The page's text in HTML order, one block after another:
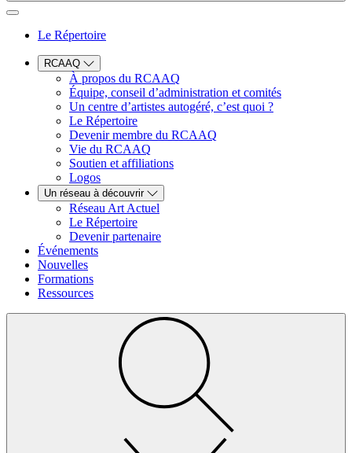
Le Répertoire
RCAAQ
À propos du RCAAQ
Équipe, conseil d’administration et comités
Un centre d’artistes autogéré, c’est quoi ?
Le Répertoire
Devenir membre du RCAAQ
Vie du RCAAQ
Soutien et affiliations
Logos
Un réseau à découvrir
Réseau Art Actuel
Le Répertoire
Devenir partenaire
Événements
Nouvelles
Formations
Ressources